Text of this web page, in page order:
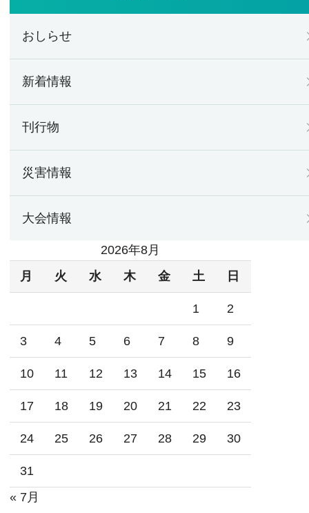
おしらせ
新着情報
刊行物
災害情報
大会情報
2026年8月
月
火 水 木 金 土 日
1 2
3 4 5 6 7 8 9
10 11 12 13 14 15 16
17 18 19 20 21 22 23
24 25 26 27 28 29 30
31
« 7月